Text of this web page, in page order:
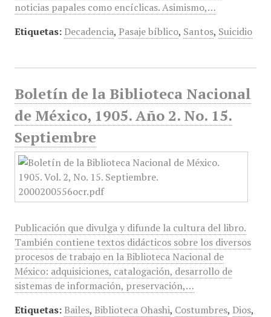
noticias papales como encíclicas. Asimismo,…
Etiquetas: Decadencia, Pasaje bíblico, Santos, Suicidio
Boletín de la Biblioteca Nacional
de México, 1905. Año 2. No. 15.
Septiembre
Publicación que divulga y difunde la cultura del libro.
También contiene textos didácticos sobre los diversos
procesos de trabajo en la Biblioteca Nacional de
México: adquisiciones, catalogación, desarrollo de
sistemas de información, preservación,…
Etiquetas: Bailes, Biblioteca Ohashi, Costumbres, Dios,